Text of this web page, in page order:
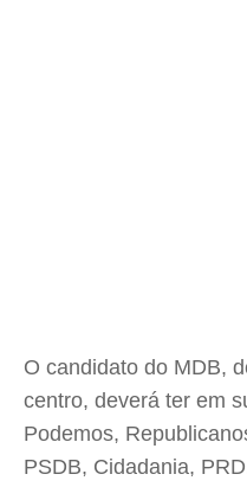
O candidato do MDB,
centro, deverá ter em
Podemos,
PSDB, Cidadania,